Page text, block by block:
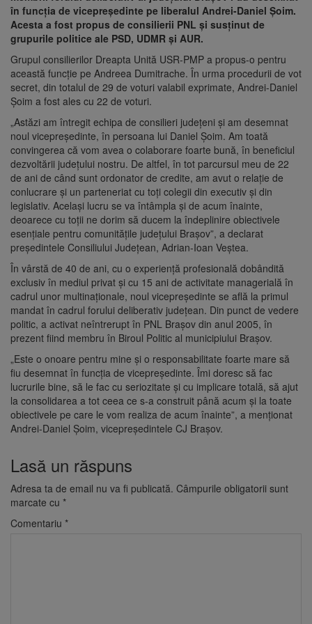
în funcția de vicepreședinte pe liberalul Andrei-Daniel Șoim.
Acesta a fost propus de consilierii PNL și susținut de
grupurile politice ale PSD, UDMR și AUR.
Grupul consilierilor Dreapta Unită USR-PMP a propus-o pentru
această funcție pe Andreea Dumitrache. În urma procedurii de vot
secret, din totalul de 29 de voturi valabil exprimate, Andrei-Daniel
Șoim a fost ales cu 22 de voturi.
„Astăzi am întregit echipa de consilieri județeni și am desemnat
noul vicepreședinte, în persoana lui Daniel Șoim. Am toată
convingerea că vom avea o colaborare foarte bună, în beneficiul
dezvoltării județului nostru. De altfel, în tot parcursul meu de 22
de ani de când sunt ordonator de credite, am avut o relație de
conlucrare și un parteneriat cu toți colegii din executiv și din
legislativ. Același lucru se va întâmpla și de acum înainte,
deoarece cu toții ne dorim să ducem la îndeplinire obiectivele
esențiale pentru comunitățile județului Brașov”, a declarat
președintele Consiliului Județean, Adrian-Ioan Veștea.
În vârstă de 40 de ani, cu o experienţă profesională dobândită
exclusiv în mediul privat şi cu 15 ani de activitate managerială în
cadrul unor multinaţionale, noul vicepreședinte se află la primul
mandat în cadrul forului deliberativ județean. Din punct de vedere
politic, a activat neîntrerupt în PNL Braşov din anul 2005, în
prezent fiind membru în Biroul Politic al municipiului Braşov.
„Este o onoare pentru mine și o responsabilitate foarte mare să
fiu desemnat în funcția de vicepreședinte. Îmi doresc să fac
lucrurile bine, să le fac cu seriozitate și cu implicare totală, să ajut
la consolidarea a tot ceea ce s-a construit până acum și la toate
obiectivele pe care le vom realiza de acum înainte”, a menționat
Andrei-Daniel Șoim, vicepreședintele CJ Brașov.
Lasă un răspuns
Adresa ta de email nu va fi publicată. Câmpurile obligatorii sunt
marcate cu *
Comentariu *